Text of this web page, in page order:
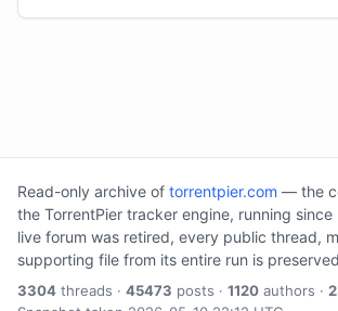
Read-only archive of torrentpier.com — the
the TorrentPier tracker engine, running
live forum was retired, every public thread,
supporting file from its entire run is
3304 threads · 45473 posts · 1120 authors ·